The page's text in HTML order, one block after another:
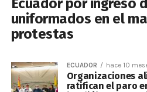
Ecuador por ingreso
uniformados en el
protestas
ECUADOR hace 10
Organizaciones
ratifican el paro